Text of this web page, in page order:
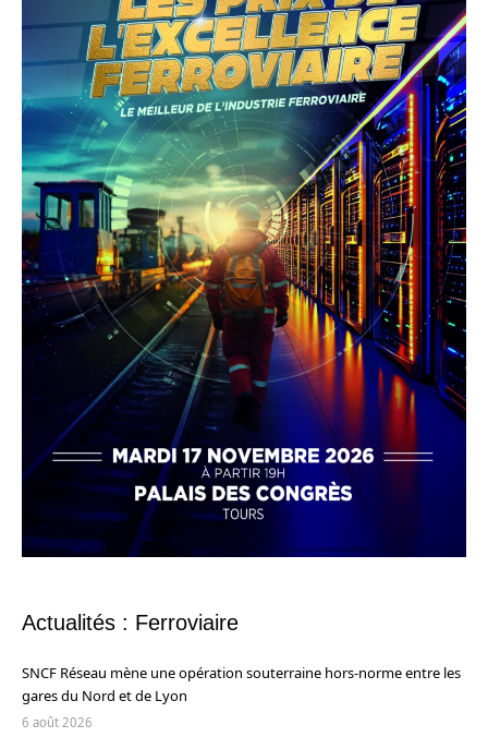
Actualités : Ferroviaire
SNCF Réseau mène une opération souterraine hors-norme entre les
gares du Nord et de Lyon
6 août 2026